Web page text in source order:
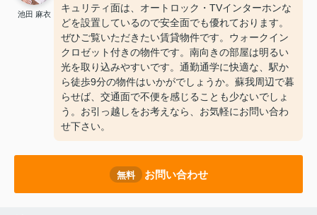
池田 麻衣
キュリティ面は、オートロック・TVインターホンな
どを設置しているので安全面でも優れております。
ぜひご覧いただきたい賃貸物件です。ウォークイン
クロゼット付きの物件です。南向きの部屋は明るい
光を取り込みやすいです。通勤通学に快適な、駅か
ら徒歩9分の物件はいかがでしょうか。蘇我周辺で暮
らせば、交通面で不便を感じることも少ないでしょ
う。お引っ越しをお考えなら、お気軽にお問い合わ
せ下さい。
無料 お問い合わせ